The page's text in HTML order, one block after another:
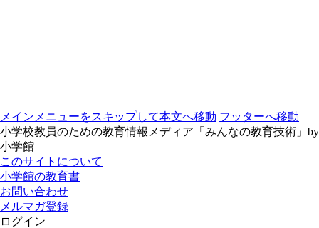
メインメニューをスキップして本文へ移動 フッターへ移動
小学校教員のための教育情報メディア「みんなの教育技術」by
小学館
このサイトについて
小学館の教育書
お問い合わせ
メルマガ登録
ログイン